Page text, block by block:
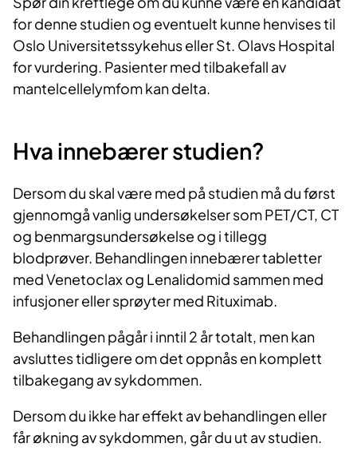
for denne studien og eventuelt kunne henvises til
Oslo Universitetssykehus eller St. Olavs Hospital
for vurdering. Pasienter med tilbakefall av
mantelcellelymfom kan delta.
Hva innebærer studien?
Dersom du skal være med på studien må du først
gjennomgå vanlig undersøkelser som PET/CT, CT
og benmargsundersøkelse og i tillegg
blodprøver. Behandlingen innebærer tabletter
med Venetoclax og Lenalidomid sammen med
infusjoner eller sprøyter med Rituximab.
Behandlingen pågår i inntil 2 år totalt, men kan
avsluttes tidligere om det oppnås en komplett
tilbakegang av sykdommen.
Dersom du ikke har effekt av behandlingen eller
får økning av sykdommen, går du ut av studien.